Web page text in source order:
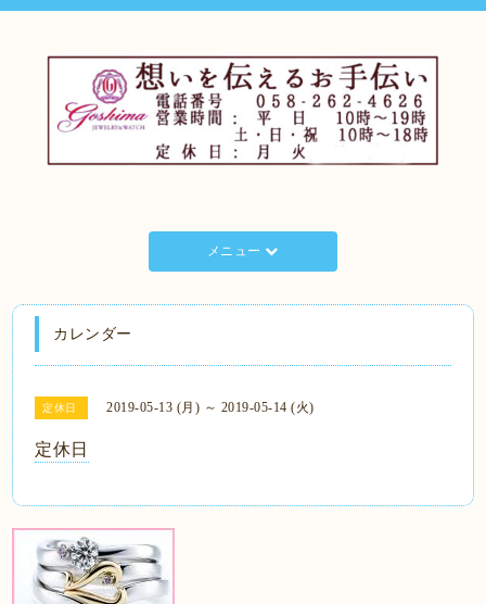
メニュー
カレンダー
定休日 2019-05-13 (月) ～ 2019-05-14 (火)
定休日